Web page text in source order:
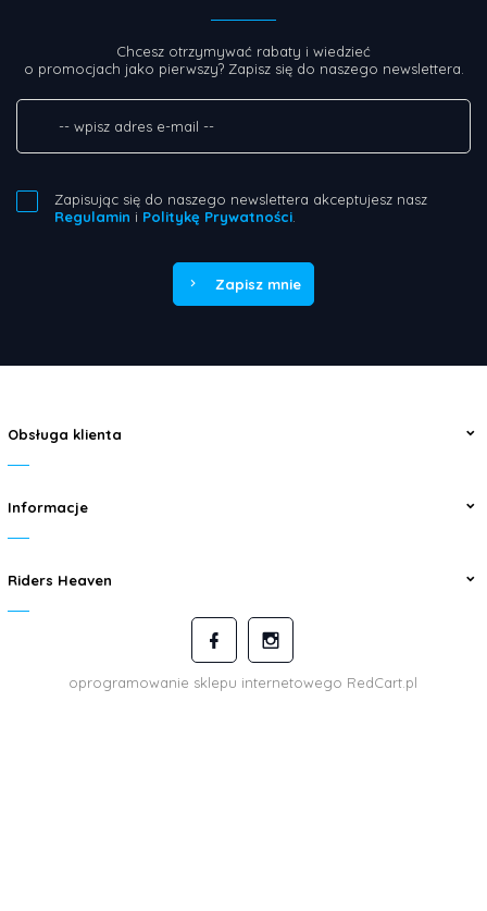
Chcesz otrzymywać rabaty i wiedzieć
o promocjach jako pierwszy? Zapisz się do naszego newslettera.
Zapisując się do naszego newslettera akceptujesz nasz
Regulamin i Politykę Prywatności
Zapisz mnie
Obsługa klienta
Informacje
Riders Heaven
oprogramowanie sklepu internetowego RedCart.pl